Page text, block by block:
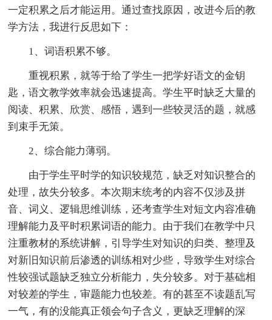
一定积累之后才能运用。通过查找原因，改进今后的教
学方法，我进行反思如下：
1、词语积累不够。
重视积累，就等于给了学生一把学好语文的金钥
匙，语文教学效率就会迅速提高。学生平时缺乏大量的
阅读、积累、欣赏、感悟，遇到一些较灵活的题，就感
到束手无策。
2、综合能力薄弱。
由于学生平时学的知识较规范，缺乏对知识整合的
处理，故失分较多。本次期末统考的内容不仅涉及拼
音、词义、逻辑思维训练，还考查学生对短文内容准确
理解能力及平时积累词语的能力。由于我们在教学中只
注重教材的系统讲解，引导学生对知识的归类、整理及
对新旧知识前后渗透的训练相对少些，导致学生对综合
性较强试题缺乏独立分析能力，失分较多。对于基础相
对较差的学生，审题能力也较差。有的甚至不读题乱写
一气，有的没能真正领会句子含义，更缺乏理解的深